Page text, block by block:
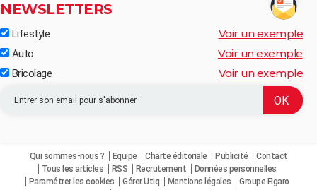
NEWSLETTERS
Lifestyle Voir un exemple
Auto Voir un exemple
Bricolage Voir un exemple
Qui sommes-nous ? Equipe Charte éditoriale Publicité
Contact
Tous les articles
RSS Recrutement
Données personnelles
Paramétrer les cookies
Gérer Utiq Mentions légales
Groupe Figaro